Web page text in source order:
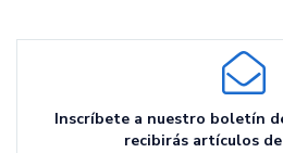
Inscríbete a nuestro boletín
recibirás artículos